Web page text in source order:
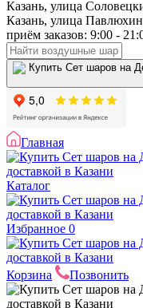
Казань, улица
Казань, улица
приём заказов: 9:00 -
Главная
Каталог
Избранное 0
Корзина Позвонить